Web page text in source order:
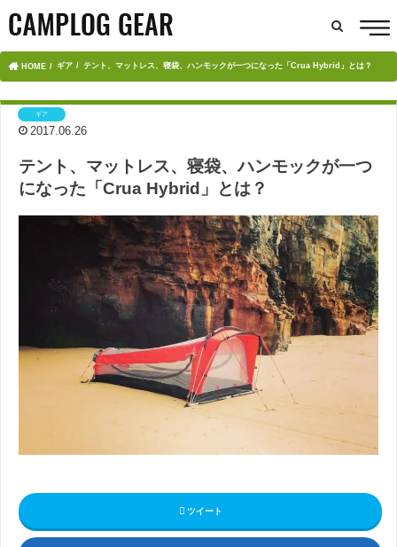
HOME ギア テント、マットレス、寝袋、ハンモックが一つになった「Crua Hybrid」とは？
ギア
2017.06.26
テント、マットレス、寝袋、ハンモックが一つ
になった「Crua Hybrid」とは？
ツイート